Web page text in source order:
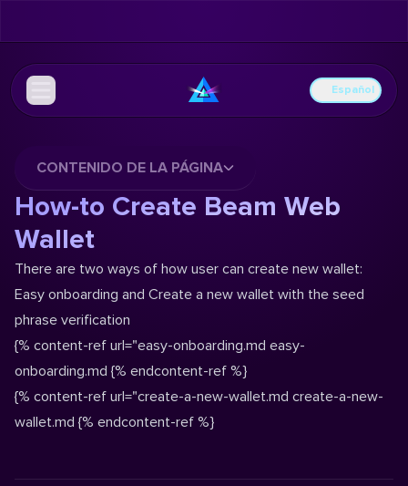
Español
How-to Create Beam Web
Wallet
There are two ways of how user can create new wallet:
Easy onboarding and Create a new wallet with the seed
phrase verification
{% content-ref url="easy-onboarding.md easy-
onboarding.md {% endcontent-ref %}
{% content-ref url="create-a-new-wallet.md create-a-new-
wallet.md {% endcontent-ref %}
CONTENIDO DE LA PÁGINA